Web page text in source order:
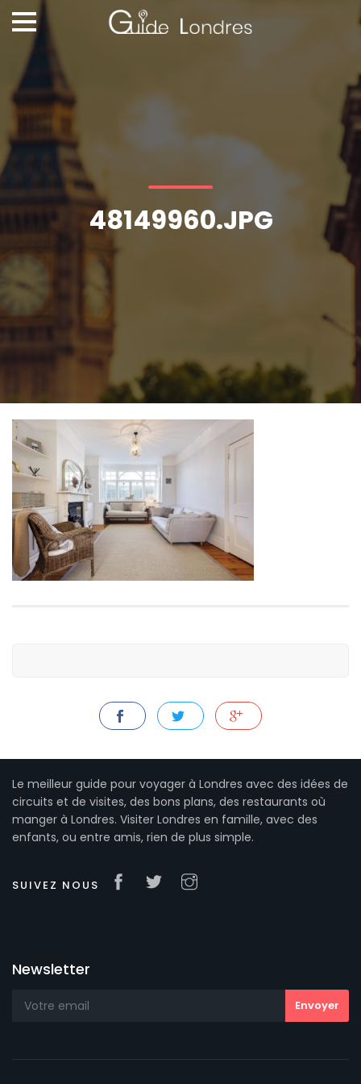
48149960.JPG
Le meilleur guide pour voyager à Londres avec des idées de
circuits et de visites, des bons plans, des restaurants où
manger à Londres. Visiter Londres en famille, avec des
enfants, ou entre amis, rien de plus simple.
SUIVEZ NOUS
Newsletter